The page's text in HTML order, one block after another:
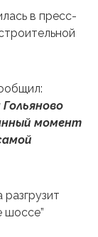
в пресс-
момент
разгрузит
шоссе”